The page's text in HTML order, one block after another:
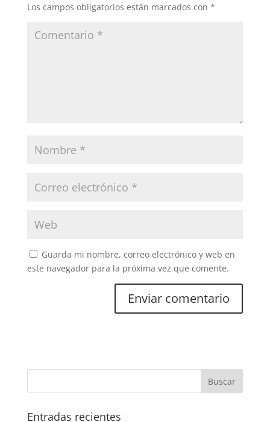
Los campos obligatorios están marcados con *
Guarda mi nombre, correo electrónico y web en
este navegador para la próxima vez que comente.
Entradas recientes